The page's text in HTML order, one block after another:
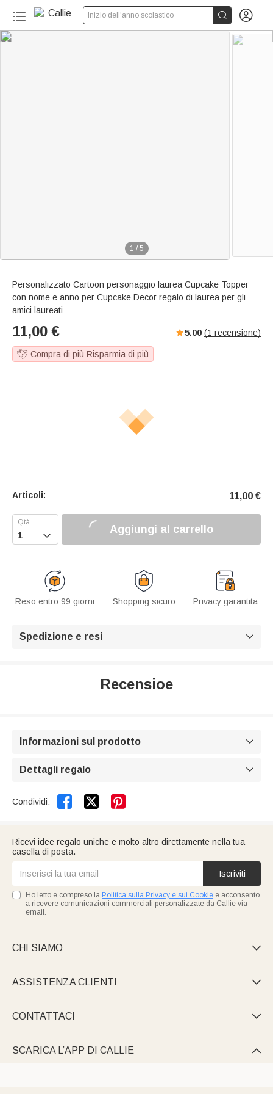
Inizio dell'anno scolastico  
1 / 5
Personalizzato Cartoon personaggio laurea Cupcake Topper
con nome e anno per Cupcake Decor regalo di laurea per gli
amici laureati
11,00 € 5.00 (1 recensione)
Compra di più Risparmia di più
Articoli: 11,00 €
 Aggiungi al carrello
Reso entro 99 giorni Shopping sicuro Privacy garantita
Spedizione e resi 
Recensioe
Informazioni sul prodotto 
Dettagli regalo 
Condividi:  
Ricevi idee regalo uniche e molto altro direttamente nella tua
casella di posta.
Iscriviti
Ho letto e compreso la Politica sulla Privacy e sui Cookie e acconsento
a ricevere comunicazioni commerciali personalizzate da Callie via
email.
CHI SIAMO 
ASSISTENZA CLIENTI 
CONTATTACI 
SCARICA L’APP DI CALLIE 